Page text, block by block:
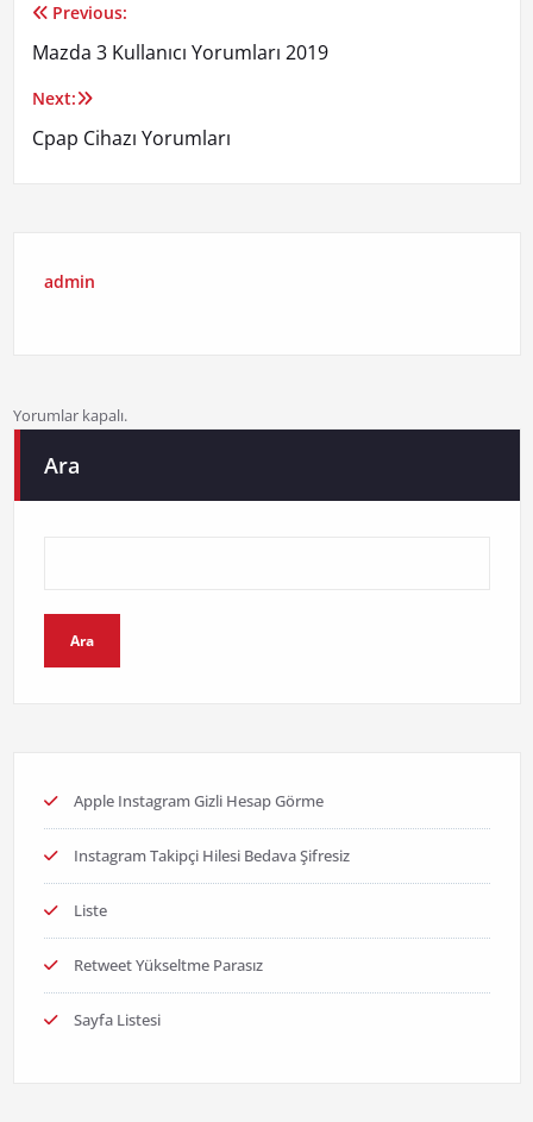
Yazı
gezinmesi
Previous:
Mazda 3 Kullanıcı Yorumları 2019
Next:
Cpap Cihazı Yorumları
admin
Yorumlar kapalı.
Ara
Ara
Apple Instagram Gizli Hesap Görme
Instagram Takipçi Hilesi Bedava Şifresiz
Liste
Retweet Yükseltme Parasız
Sayfa Listesi